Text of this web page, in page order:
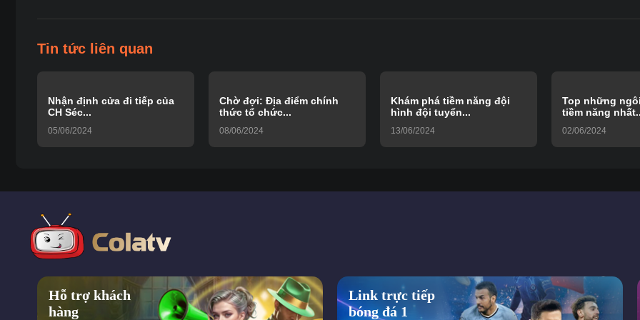
Tin tức liên quan
Nhận định cửa đi tiếp của
CH Séc...
05/06/2024
Chờ đợi: Địa điểm chính
thức tổ chức...
08/06/2024
Khám phá tiềm năng đội
hình đội tuyển...
13/06/2024
Top những
tiềm năng
02/06/2024
Hỗ trợ khách
hàng
Link trực tiếp
bóng đá 1